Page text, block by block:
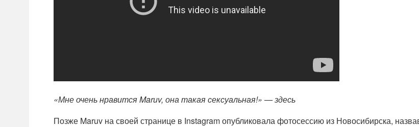
«Мне очень нравится Maruv, она такая сексуальная!» —здесь
Позже Maruv на своей странице в Instagram опубликовала фотосессию из Новосибирска,